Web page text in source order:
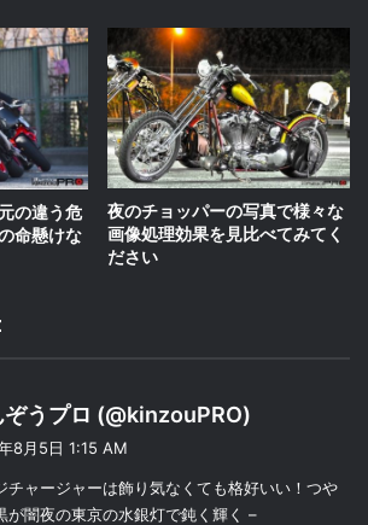
の違う危
命懸けな
夜のチョッパーの写真で様々な
画像処理効果を見比べてみてく
ださい
ぞうプロ (@kinzouPRO)
8月5日 1:15 AM
チャージャーは飾り気なくても格好いい！つや
が闇夜の東京の水銀灯で鈍く輝く –